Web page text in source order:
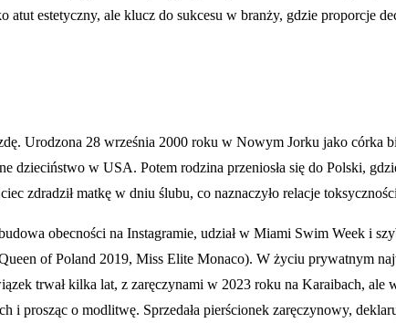
estetyczny, ale klucz do sukcesu w branży, gdzie proporcje
Urodzona 28 września 2000 roku w Nowym Jorku jako córka
dzieciństwo w USA. Potem rodzina przeniosła się do Polski,
zdradził matkę w dniu ślubu, co naznaczyło relacje
obecności na Instagramie, udział w Miami Swim Week i
of Poland 2019, Miss Elite Monaco). W życiu prywatnym
trwał kilka lat, z zaręczynami w 2023 roku na Karaibach, ale
i prosząc o modlitwę. Sprzedała pierścionek zaręczynowy,